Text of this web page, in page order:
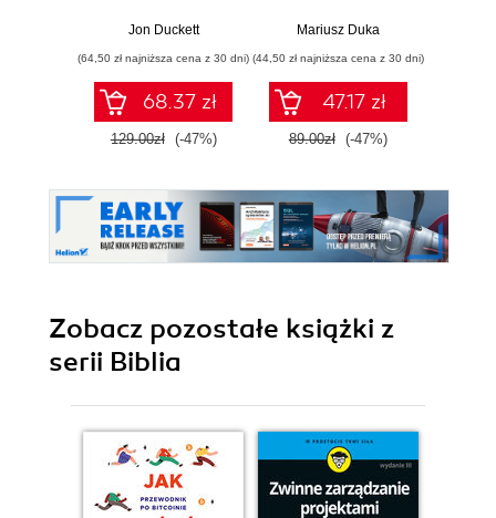
Jon Duckett
(64,50 zł najniższa cena z 30 dni)
68.37 zł
129.00zł (-47%)
50 lekcjach
Mariusz Duka
(44,50 zł najniższa cena z 30 dni)
47.17 zł
89.00zł (-47%)
Zobacz pozostałe książki z
serii Biblia